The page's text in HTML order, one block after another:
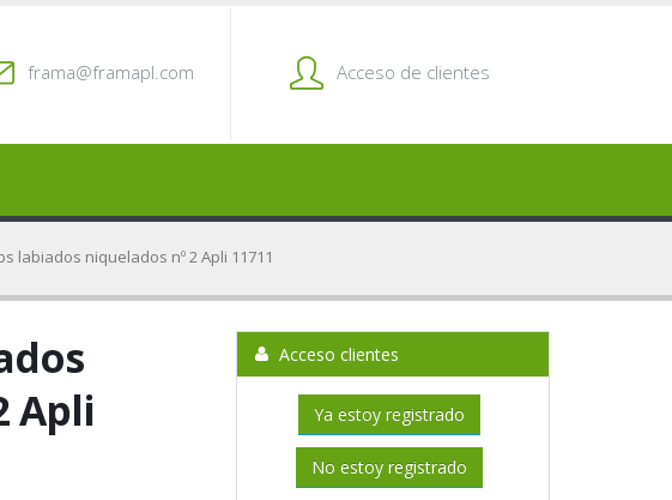
frama@framapl.com Acceso de clientes
labiados niquelados nº 2 Apli 11711
Apli
Acceso clientes
Ya estoy registrado
No estoy registrado